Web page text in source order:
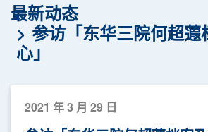
最新动态
参访「东华三院何超蕸
心」
2021 年 3 月 29 日